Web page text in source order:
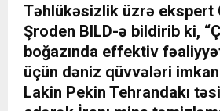
Təhlükəsizlik üzrə ekspert
Şroden BILD-ə bildirib ki,
boğazında effektiv
üçün dəniz qüvvələri
Lakin Pekin Tehrandakı